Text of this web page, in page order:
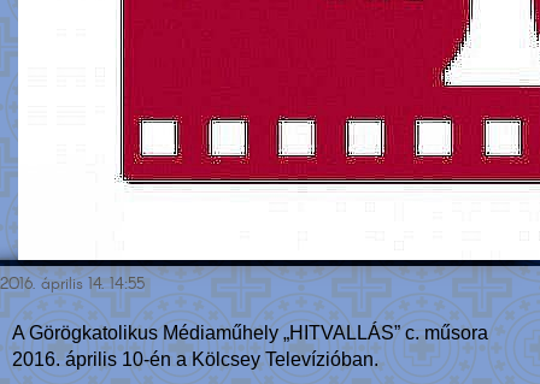
2016. április 14. 14:55
A Görögkatolikus Médiaműhely „HITVALLÁS” c. műsora
2016. április 10-én a Kölcsey Televízióban.